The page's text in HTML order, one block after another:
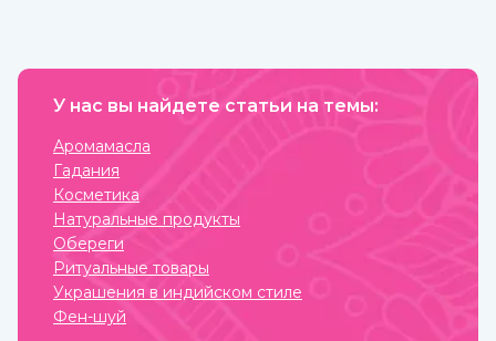
модного, стильного и
тату хной, вы можете узнать
м. Жители Океании
ее зубами обеспечивают
У нас вы найдете статьи на темы:
Аромамасла
Гадания
Косметика
Натуральные продукты
Обереги
Ритуальные товары
Украшения в индийском стиле
Фен-шуй